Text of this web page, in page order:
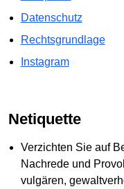
Datenschutz
Rechtsgrundlage
Instagram
Netiquette
Verzichten Sie auf
Nachrede und
vulgären,